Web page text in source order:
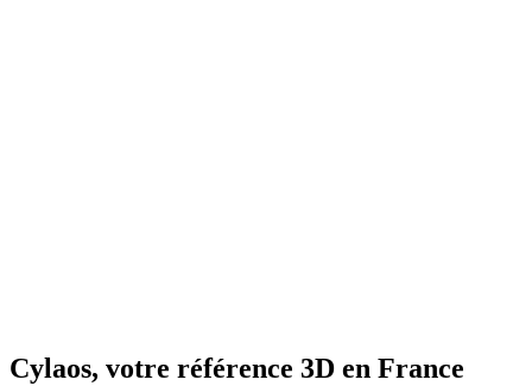
Cylaos, votre référence 3D en France